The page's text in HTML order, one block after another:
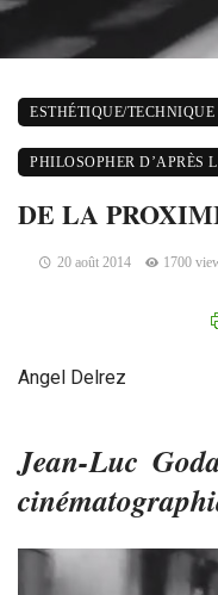
ESTHÉTIQUE/TECHNIQUE
PHILOSOPHER D’APRÈS
DE LA
20 août 2014 1700
Angel Delrez
Jean-Luc